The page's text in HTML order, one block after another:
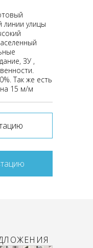
линии улицы
ЗУ ,
Так же есть
на 15 м/м